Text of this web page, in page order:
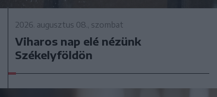
2026. augusztus 08., szombat
Viharos nap elé nézünk
Székelyföldön